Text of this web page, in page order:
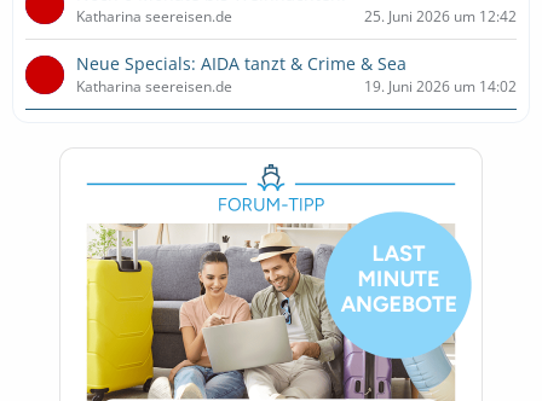
Katharina seereisen.de 25. Juni 2026 um 12:42
Neue Specials: AIDA tanzt & Crime & Sea
Katharina seereisen.de 19. Juni 2026 um 14:02